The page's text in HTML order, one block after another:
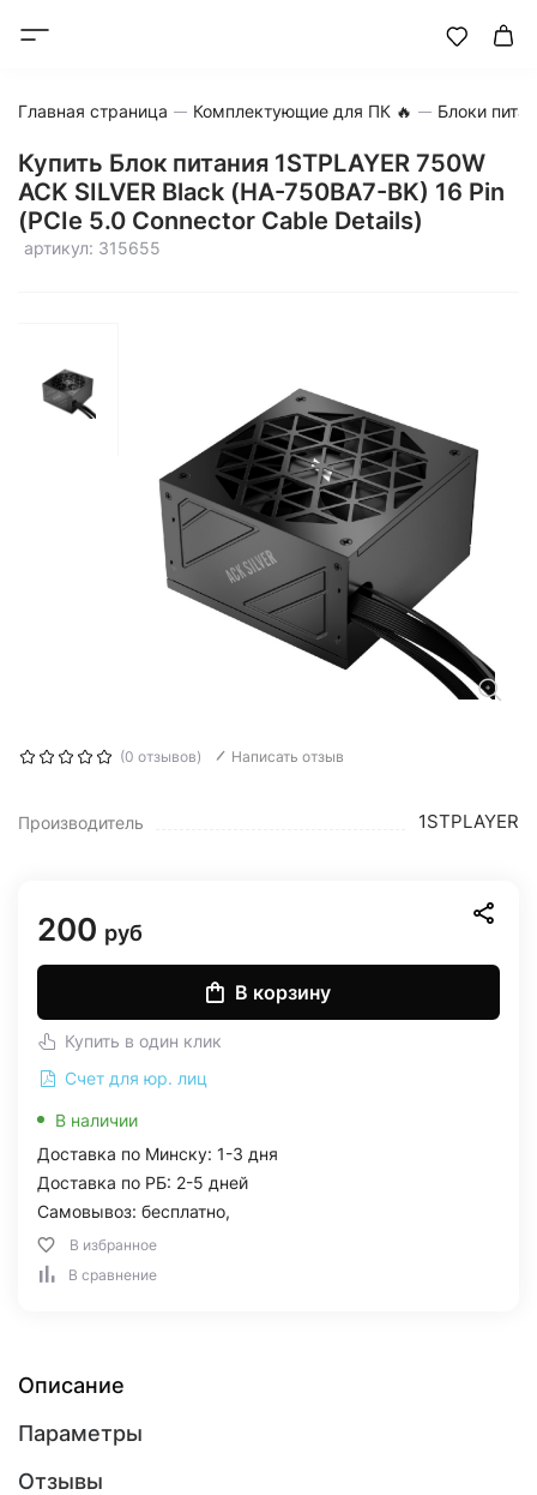
Главная страница Комплектующие для ПК 🔥 Блоки
Купить Блок питания 1STPLAYER 750W
ACK SILVER Black (HA-750BA7-BK) 16 Pin
(PCIe 5.0 Connector Cable Details)
артикул: 315655
(0 отзывов) Написать отзыв
Производитель 1STPLAYER
200 руб
В корзину
Купить в один клик
Счет для юр. лиц
В наличии
Доставка по Минску: 1-3 дня
Доставка по РБ: 2-5 дней
Самовывоз: бесплатно,
В избранное
В сравнение
Описание
Параметры
Отзывы